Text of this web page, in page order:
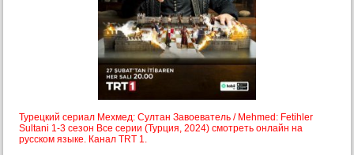
Турецкий сериал Мехмед: Султан Завоеватель / Mehmed: Fetihler
Sultani 1-3 сезон Все серии (Турция, 2024) смотреть онлайн на
русском языке. Канал TRT 1.